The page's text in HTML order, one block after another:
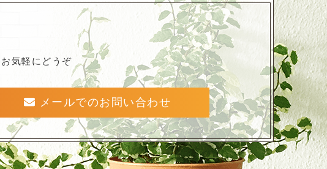
気軽にどうぞ
メールでのお問い合わせ